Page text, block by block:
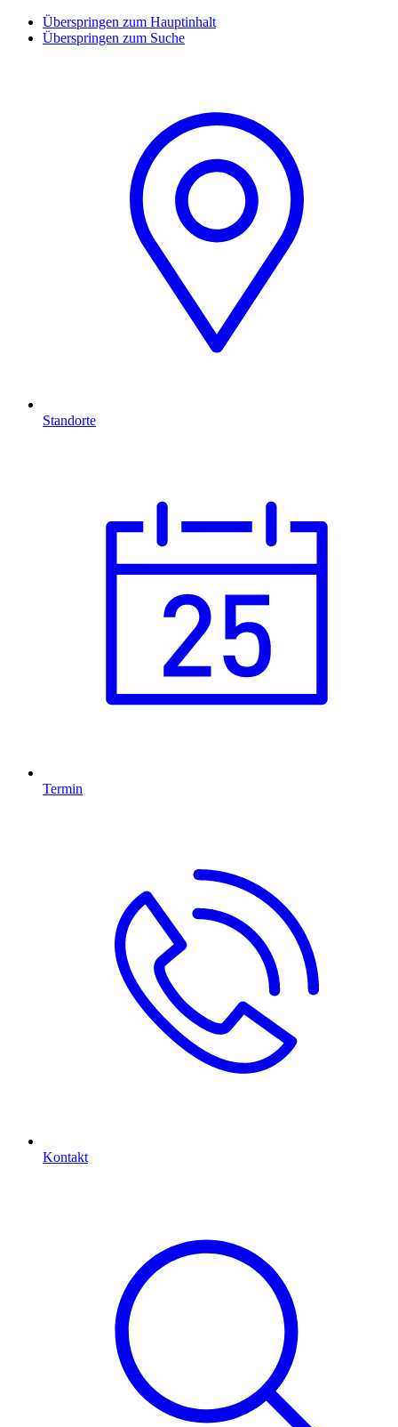
Überspringen zum Hauptinhalt
Überspringen zum Suche
Standorte
Termin
Kontakt